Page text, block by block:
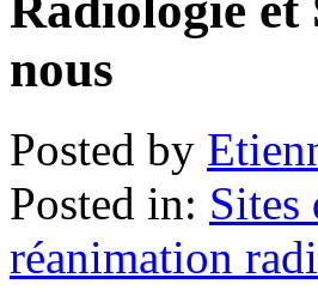
nous
Posted by
Posted in: Sites
réanimation